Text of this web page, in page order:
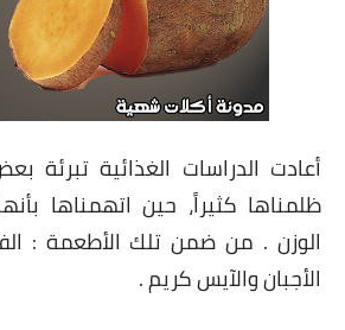
وصفات
الجمال
العناية
اطباق
أعادت الدراسات الغذائية تبرئة
ظلمناها كثيراً، حين اتهمناها
الوزن . من ضمن تلك الأطعمة :
الأجبان والآيس كريم .